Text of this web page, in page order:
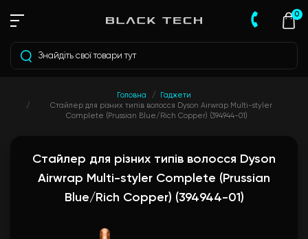
0
Головна
Гаджети
Стайлер для різних типів волосся Dyson Airwrap Multi-styler
Complete (Prussian Blue/Rich Copper) (394944-01)
Стайлер для різних типів волосся Dyson
Airwrap Multi-styler Complete (Prussian
Blue/Rich Copper) (394944-01)